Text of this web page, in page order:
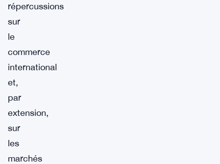
répercussions
sur
le
commerce
international
et,
par
extension,
sur
les
marchés